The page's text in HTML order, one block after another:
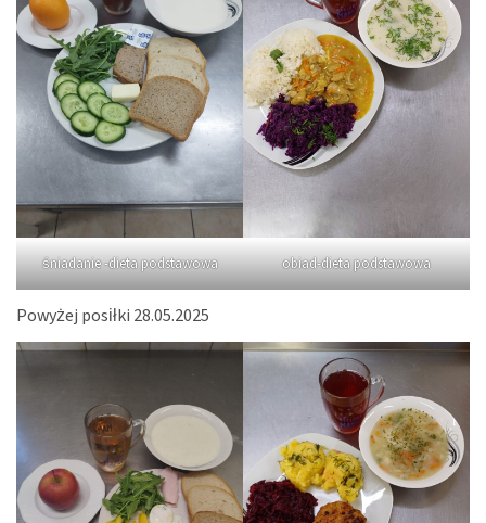
śniadanie -dieta podstawowa obiad-dieta podstawowa
Powyżej posiłki 28.05.2025